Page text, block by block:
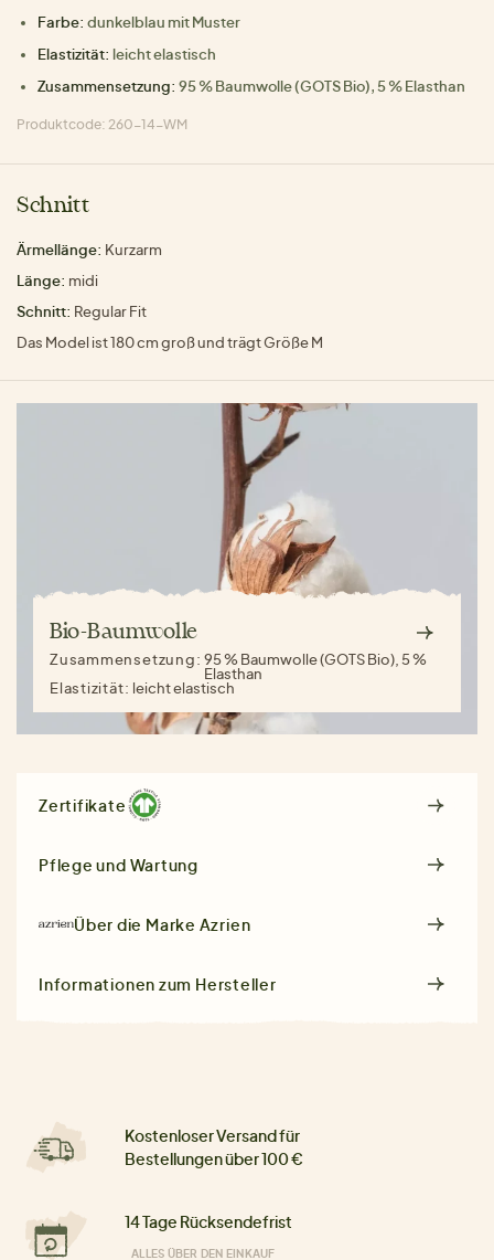
Farbe: dunkelblau mit Muster
Elastizität: leicht elastisch
Zusammensetzung: 95 % Baumwolle (GOTS Bio), 5 % Elasthan
Produktcode: 260-14-WM
Schnitt
Ärmellänge: Kurzarm
Länge: midi
Schnitt: Regular Fit
Das Model ist 180 cm groß und trägt Größe M
Bio-Baumwolle
Zusammensetzung:95 % Baumwolle (GOTS Bio), 5 %
Elasthan
Elastizität: leicht elastisch
Zertifikate
Pflege und Wartung
Über die Marke Azrien
Informationen zum Hersteller
Kostenloser Versand für
Bestellungen über 100 €
14 Tage Rücksendefrist
ALLES ÜBER DEN EINKAUF